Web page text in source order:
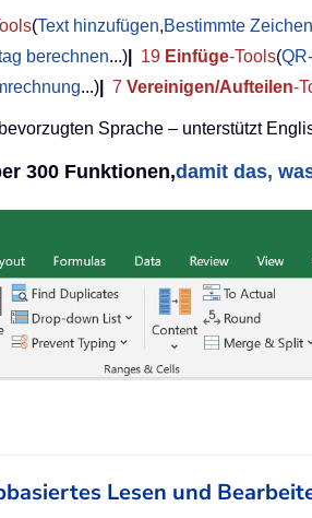
(Text hinzufügen,Bestimmte
berechnen...) 19 Einfüge-Tools(
...) 7 Vereinigen/Aufteilen-
Sprache – unterstützt
300 Funktionen,damit das,
Lesen und